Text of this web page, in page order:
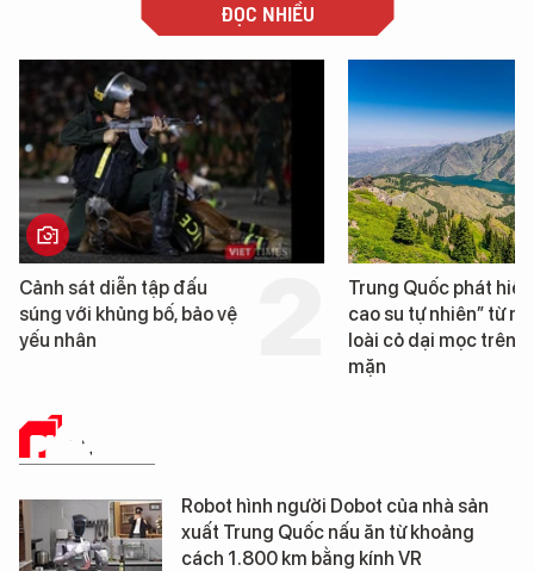
ĐỌC NHIỀU
Trung Quốc phát hiện “mỏ
cao su tự nhiên” từ một
loài cỏ dại mọc trên đất
Loạt dự án bất
Đà Nẵng sắp bị
PHÂN TÍCH
Robot hình người Dobot của nhà sản
xuất Trung Quốc nấu ăn từ khoảng
cách 1.800 km bằng kính VR